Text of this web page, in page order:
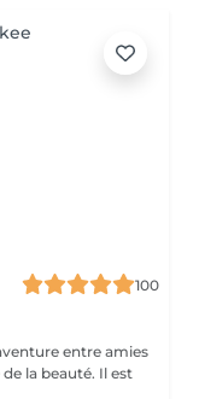
100
entre amies
la beauté. Il est